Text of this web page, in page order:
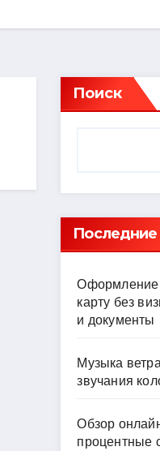
Поиск
Последние
Оформление
карту без
и документы
Музыка
звучания
Обзор
процентные